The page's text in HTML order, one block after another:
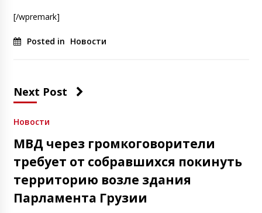
[/wpremark]
Posted in Новости
Next Post
Новости
МВД через громкоговорители
требует от собравшихся покинуть
территорию возле здания
Парламента Грузии